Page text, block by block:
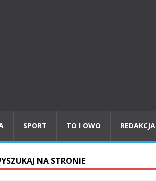
SPORT TO I OWO REDAKCJA
NA STRONIE